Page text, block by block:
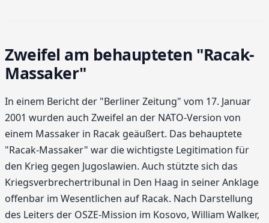
Zweifel am behaupteten "Racak-
Massaker"
In einem Bericht der "Berliner Zeitung" vom 17. Januar
2001 wurden auch Zweifel an der NATO-Version von
einem Massaker in Racak geäußert. Das behauptete
"Racak-Massaker" war die wichtigste Legitimation für
den Krieg gegen Jugoslawien. Auch stützte sich das
Kriegsverbrechertribunal in Den Haag in seiner Anklage
offenbar im Wesentlichen auf Racak. Nach Darstellung
des Leiters der OSZE-Mission im Kosovo, William Walker,